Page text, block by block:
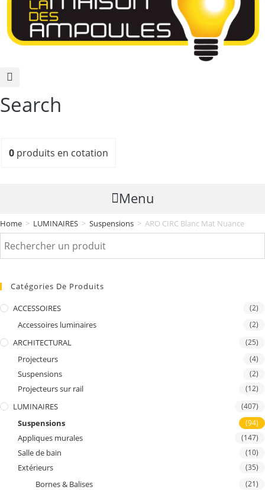
Search
0 produits en cotation
Menu
Home > LUMINAIRES > Suspensions > ARO CIRC Blanc Mat Nuance
Catégories De Produits
ACCESSOIRES (2)
Accessoires luminaires (2)
ARCHITECTURAL (25)
Projecteurs (4)
Suspensions (2)
Projecteurs sur rail (12)
LUMINAIRES (407)
Suspensions (94)
Appliques murales (147)
Salle de bain (10)
Extérieurs (35)
Bornes & Balises (21)